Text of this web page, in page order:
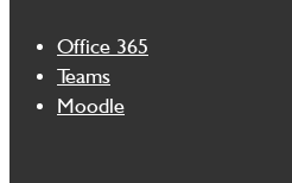
Office 365
Teams
Moodle